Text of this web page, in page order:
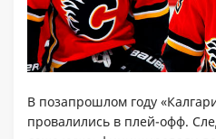
В позапрошлом году
провалились в плей-офф.